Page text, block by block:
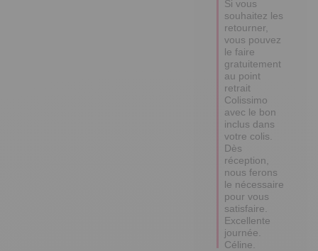
Si vous
souhaitez les
retourner,
vous pouvez
le faire
gratuitement
au point
retrait
Colissimo
avec le bon
inclus dans
votre colis.
Dès
réception,
nous ferons
le nécessaire
pour vous
satisfaire.
Excellente
journée.
Céline.